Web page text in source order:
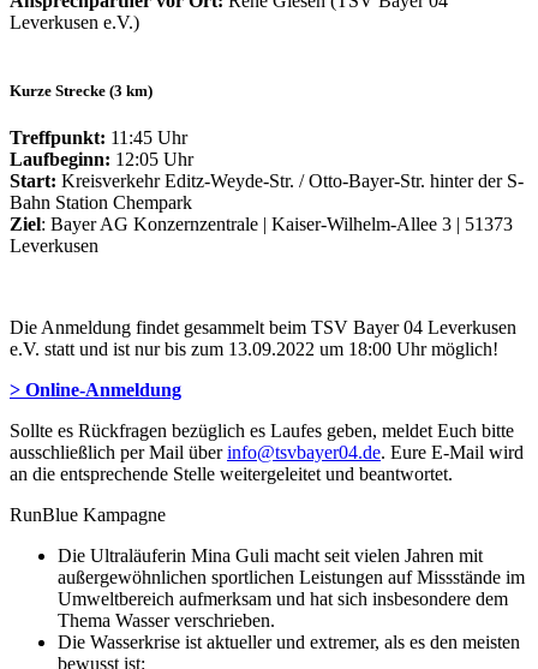
Leverkusen e.V.)
Kurze Strecke (3 km)
Treffpunkt: 11:45 Uhr
Laufbeginn: 12:05 Uhr
Start: Kreisverkehr Editz-Weyde-Str. / Otto-Bayer-Str. hinter der S-
Bahn Station Chempark
Ziel: Bayer AG Konzernzentrale | Kaiser-Wilhelm-Allee 3 | 51373
Leverkusen
Die Anmeldung findet gesammelt beim TSV Bayer 04 Leverkusen
e.V. statt und ist nur bis zum 13.09.2022 um 18:00 Uhr möglich!
> Online-Anmeldung
Sollte es Rückfragen bezüglich es Laufes geben, meldet Euch bitte
ausschließlich per Mail überinfo@tsvbayer04.de. Eure E-Mail wird
an die entsprechende Stelle weitergeleitet und beantwortet.
RunBlue Kampagne
Die Ultraläuferin Mina Guli macht seit vielen Jahren mit
außergewöhnlichen sportlichen Leistungen auf Missstände im
Umweltbereich aufmerksam und hat sich insbesondere dem
Thema Wasser verschrieben.
Die Wasserkrise ist aktueller und extremer, als es den meisten
bewusst ist: